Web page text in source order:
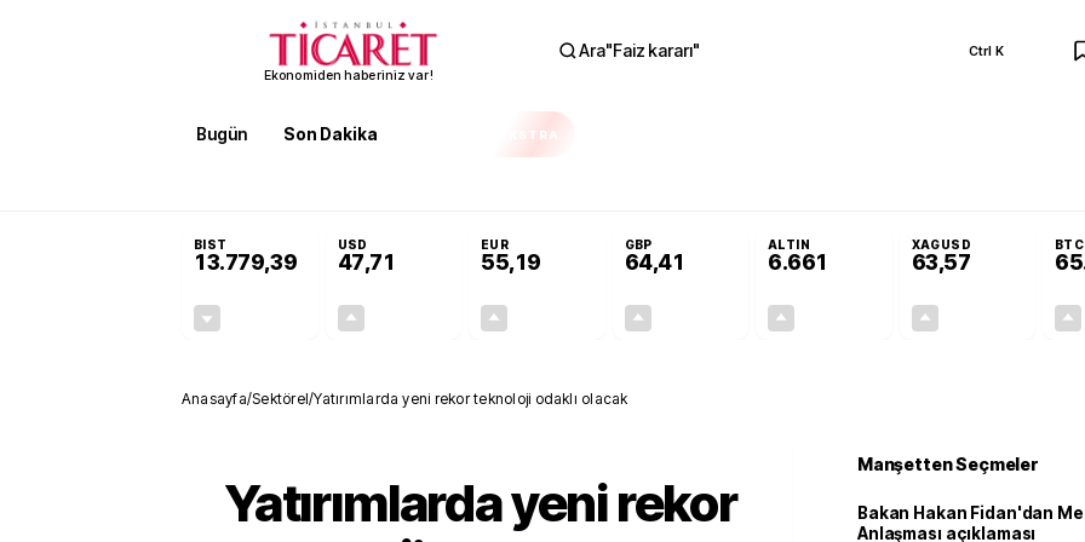
Ekonomiden haberiniz var!
Ara"Faiz kararı" Ctrl K
Bugün Son Dakika EKSTRA
BIST
13.779,39
USD
47,71
EUR
55,19
GBP
64,41
ALTIN
6.661
XAGUSD
63,57
BTC
Anasayfa/Sektörel/Yatırımlarda yeni rekor teknoloji odaklı olacak
Yatırımlarda yeni rekor
Manşetten Seçmeler
Bakan Hakan Fidan'dan
Anlaşması açıklaması